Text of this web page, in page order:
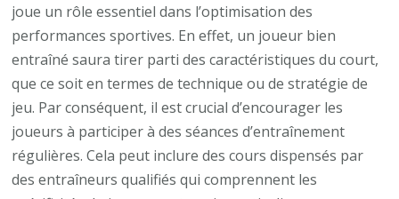
joue un rôle essentiel dans l’optimisation des
performances sportives. En effet, un joueur bien
entraîné saura tirer parti des caractéristiques du court,
que ce soit en termes de technique ou de stratégie de
jeu. Par conséquent, il est crucial d’encourager les
joueurs à participer à des séances d’entraînement
régulières. Cela peut inclure des cours dispensés par
des entraîneurs qualifiés qui comprennent les